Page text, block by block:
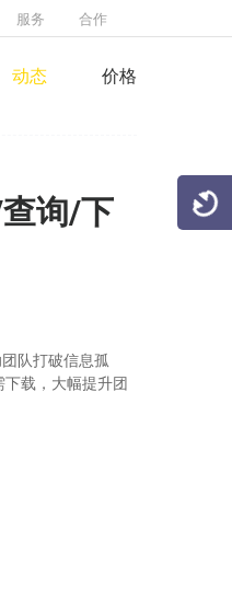
服务 合作
动态 价格
询/下
队打破信息孤
载，大幅提升团